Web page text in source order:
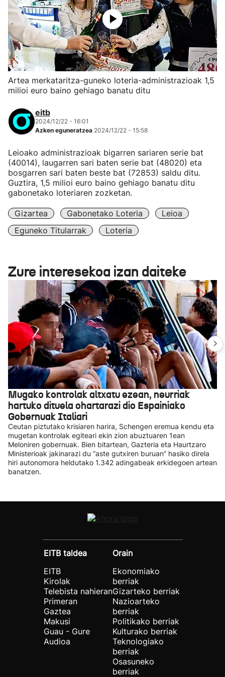
Artea merkataritza-guneko loteria-administrazioak 1,5
milioi euro baino gehiago banatu ditu
eitb
2024/12/22 - 16:01
Azken eguneratzea 2024/12/22 - 15:58
Leioako administrazioak bigarren sariaren serie bat
(40014), laugarren sari baten serie bat (48020) eta
bosgarren sari baten beste bat (72853) saldu ditu.
Guztira, 1,5 milioi euro baino gehiago banatu ditu
gabonetako loteriaren zozketan.
Gizartea Gabonetako Loteria
Leioa
Eguneko Titularrak
Loteria
Zure interesekoa izan daiteke
Mugako kontrolak altxatu ezean, neurriak
hartuko dituela ohartarazi dio Espainiako
Gobernuak Italiari
Ceutan piztutako krisiaren harira, Schengen eremua kendu eta
mugetan kontrolak egiteari ekin zion abuztuaren 1ean
Meloniren gobernuak. Bien bitartean, Gazteria eta Haurtzaro
Ministerioak jakinarazi du “aste gutxiren buruan” hasiko direla
hiri autonomora heldutako 1.342 adingabeak erkidegoen artean
banatzen.
EITB taldea
EITB
Kirolak
Telebista nahieran
Primeran
Gaztea
Makusi
Guau - Gure
Audioa
Orain
Ekonomiako
berriak
Gizarteko berriak
Nazioarteko
berriak
Politikako berriak
Kulturako berriak
Teknologiako
berriak
Osasuneko
berriak